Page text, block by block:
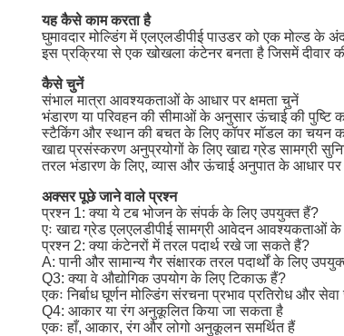
यह कैसे काम करता है
घुमावदार मोल्डिंग में एलएलडीपीई पाउडर को एक मोल्ड के
इस प्रक्रिया से एक खोखला कंटेनर बनता है जिसमें दीवार
कैसे चुनें
संभाल मात्रा आवश्यकताओं के आधार पर क्षमता चुनें
भंडारण या परिवहन की सीमाओं के अनुसार ऊंचाई की पुष्टि
स्टैकिंग और स्थान की बचत के लिए कॉपर मॉडल का चयन
खाद्य प्रसंस्करण अनुप्रयोगों के लिए खाद्य ग्रेड सामग्री
तरल भंडारण के लिए, व्यास और ऊंचाई अनुपात के आधार पर
अक्सर पूछे जाने वाले प्रश्न
प्रश्न 1: क्या ये टब भोजन के संपर्क के लिए उपयुक्त हैं?
एः खाद्य ग्रेड एलएलडीपीई सामग्री आवेदन आवश्यकताओं
प्रश्न 2: क्या कंटेनरों में तरल पदार्थ रखे जा सकते हैं?
A: पानी और सामान्य गैर संक्षारक तरल पदार्थों के लिए
Q3: क्या वे औद्योगिक उपयोग के लिए टिकाऊ हैं?
एकः निर्बाध घूर्णन मोल्डिंग संरचना प्रभाव प्रतिरोध और
Q4: आकार या रंग अनुकूलित किया जा सकता है
एकः हाँ, आकार, रंग और लोगो अनुकूलन समर्थित हैं